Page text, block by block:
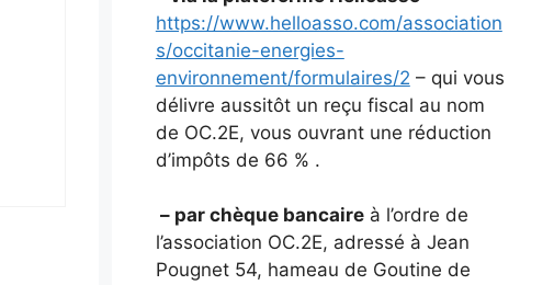
https://www.helloasso.com/association
s/occitanie-energies-
environnement/formulaires/2 – qui vous
délivre aussitôt un reçu fiscal au nom
de OC.2E, vous ouvrant une réduction
d’impôts de 66 % .
– par chèque bancaireà l’ordre de
l’association OC.2E, adressé à Jean
Pougnet 54, hameau de Goutine de